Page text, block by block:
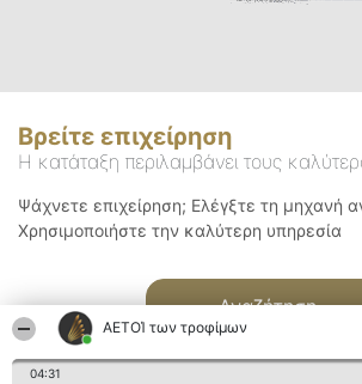
ΑΕΤΟΊ των τροφίμων
04:31
Βρείτε επιχείρηση
Η κατάταξη περιλαμβάνει τους
Ψάχνετε επιχείρηση; Ελέγξτε τη μηχανή
Χρησιμοποιήστε την καλύτερη υπηρεσία
Αναζήτηση